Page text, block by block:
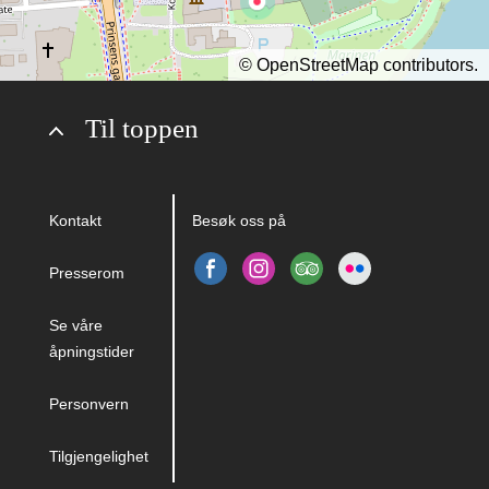
Til toppen
Kontakt
Presserom
Se våre
åpningstider
Personvern
Tilgjengelighet
Besøk oss på
© OpenStreetMap contributors.